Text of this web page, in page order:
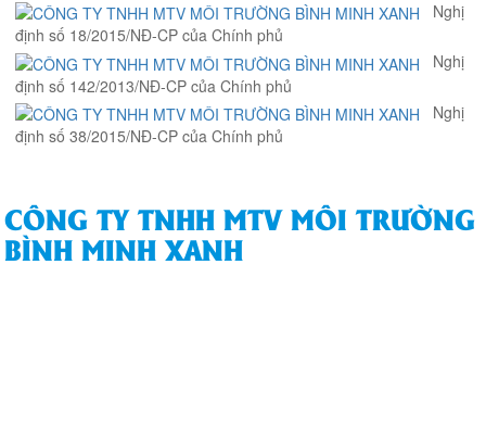
Nghị
định số 18/2015/NĐ-CP của Chính phủ
Nghị
định số 142/2013/NĐ-CP của Chính phủ
Nghị
định số 38/2015/NĐ-CP của Chính phủ
CÔNG TY TNHH MTV MÔI TRƯỜNG
BÌNH MINH XANH